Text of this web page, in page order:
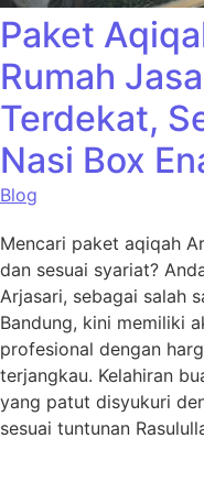
Paket
Rumah
Terdekat,
Nasi Box
Blog
Mencari paket aqiqah
dan sesuai syariat?
Arjasari, sebagai salah
Bandung, kini memiliki
profesional dengan
terjangkau. Kelahiran
yang patut disyukuri
sesuai tuntunan